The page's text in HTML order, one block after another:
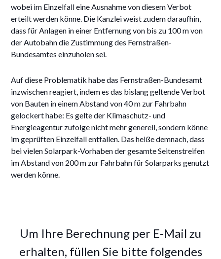
wobei im Einzelfall eine Ausnahme von diesem Verbot
erteilt werden könne. Die Kanzlei weist zudem daraufhin,
dass für Anlagen in einer Entfernung von bis zu 100 m von
der Autobahn die Zustimmung des Fernstraßen-
Bundesamtes einzuholen sei.
Auf diese Problematik habe das Fernstraßen-Bundesamt
inzwischen reagiert, indem es das bislang geltende Verbot
von Bauten in einem Abstand von 40 m zur Fahrbahn
gelockert habe: Es gelte der Klimaschutz- und
Energieagentur zufolge nicht mehr generell, sondern könne
im geprüften Einzelfall entfallen. Das heiße demnach, dass
bei vielen Solarpark-Vorhaben der gesamte Seitenstreifen
im Abstand von 200 m zur Fahrbahn für Solarparks genutzt
werden könne.
Um Ihre Berechnung per E-Mail zu
erhalten, füllen Sie bitte folgendes